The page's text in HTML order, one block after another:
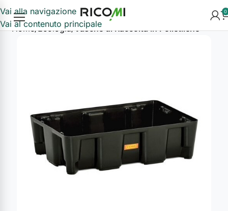
Vai alla navigazione
Vai al contenuto principale
0
Home Ecologia Vasche di Raccolta in Polietilene